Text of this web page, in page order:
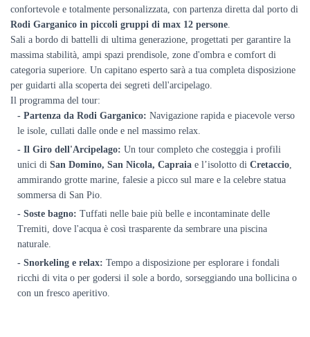
confortevole e totalmente personalizzata, con partenza diretta dal porto di
Rodi Garganico in piccoli gruppi di max 12 persone.
Sali a bordo di battelli di ultima generazione, progettati per garantire la
massima stabilità, ampi spazi prendisole, zone d'ombra e comfort di
categoria superiore. Un capitano esperto sarà a tua completa disposizione
per guidarti alla scoperta dei segreti dell'arcipelago.
Il programma del tour:
- Partenza da Rodi Garganico: Navigazione rapida e piacevole verso
le isole, cullati dalle onde e nel massimo relax.
- Il Giro dell'Arcipelago: Un tour completo che costeggia i profili
unici di San Domino, San Nicola, Capraia e l’isolotto di Cretaccio,
ammirando grotte marine, falesie a picco sul mare e la celebre statua
sommersa di San Pio.
- Soste bagno: Tuffati nelle baie più belle e incontaminate delle
Tremiti, dove l'acqua è così trasparente da sembrare una piscina
naturale.
- Snorkeling e relax: Tempo a disposizione per esplorare i fondali
ricchi di vita o per godersi il sole a bordo, sorseggiando una bollicina o
con un fresco aperitivo.